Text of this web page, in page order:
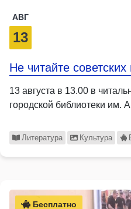
АВГ
13
Не читайте советских
13 августа в 13.00 в
городской библиотеки им.
Литература Культура
Бесплатно